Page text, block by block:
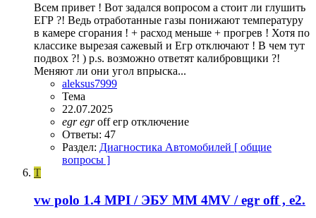
Всем привет ! Вот задался вопросом а стоит ли глушить
ЕГР ?! Ведь отработанные газы понижают температуру
в камере сгорания ! + расход меньше + прогрев ! Хотя по
классике вырезая сажевый и Егр отключают ! В чем тут
подвох ?! ) p.s. возможно ответят калибровщики ?!
Меняют ли они угол впрыска...
aleksus7999
Тема
22.07.2025
egr egroffегр отключение
Ответы: 47
Раздел: Диагностика Автомобилей [ общие
вопросы ]
T
vw polo 1.4 MPI / ЭБУ MM 4MV / egr off , e2.